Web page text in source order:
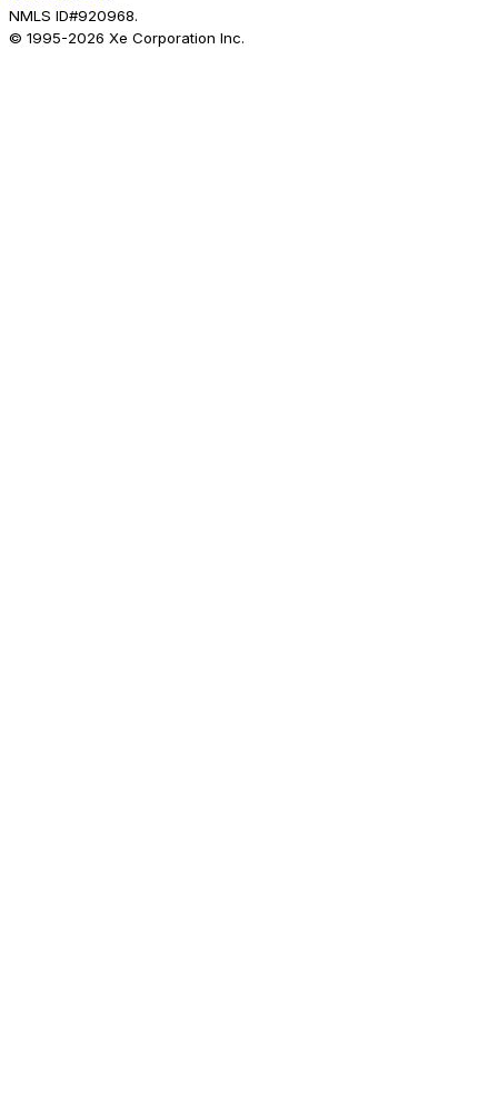
NMLS ID#920968.
© 1995-2026 Xe Corporation Inc.